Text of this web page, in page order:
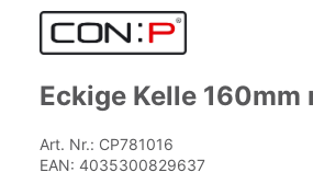
der
Bildgalerie
springen
Eckige Kelle 160mm
Art. Nr.: CP781016
EAN: 4035300829637